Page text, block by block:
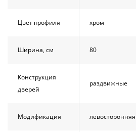
Цвет профиля хром
Ширина, см 80
Конструкция
дверей
раздвижные
Модификация левосторонняя